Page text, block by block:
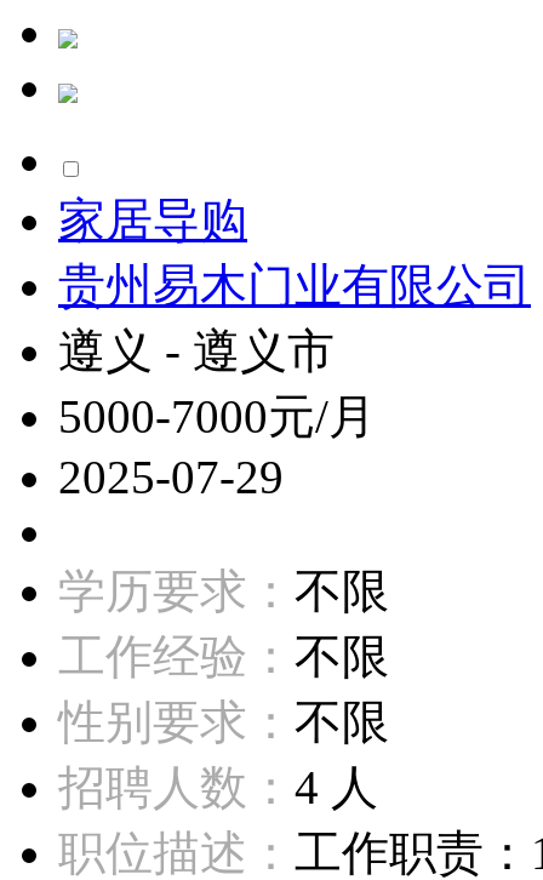
家居导购
贵州易木门业有限公司
遵义 - 遵义市
5000-7000元/月
2025-07-29
学历要求： 不限
工作经验： 不限
性别要求： 不限
招聘人数： 4 人
职位描述： 工作职责